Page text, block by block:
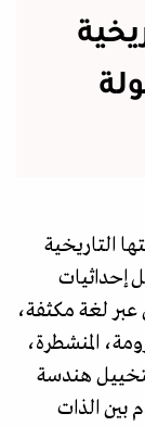
التاريخية
إحداثيات
لغة مكثفة،
المنشطرة،
هندسة
بين الذات